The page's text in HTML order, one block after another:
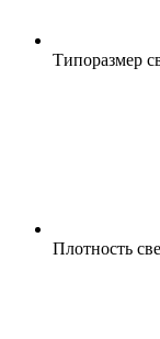
Типоразмер
Плотность